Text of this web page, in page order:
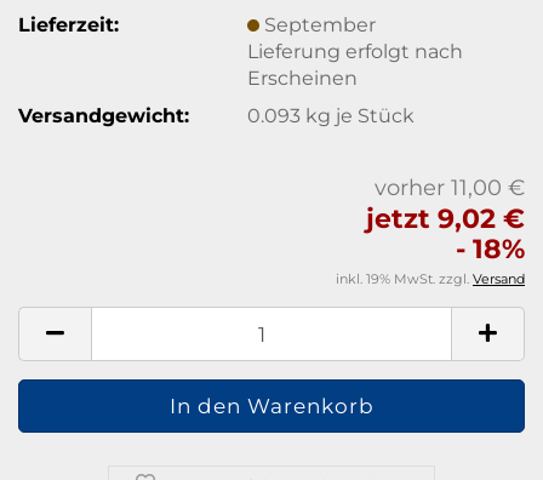
Lieferzeit:
September
Lieferung erfolgt nach
Erscheinen
Versandgewicht:
0.093 kg je Stück
vorher 11,00 €
jetzt 9,02 €
- 18%
inkl. 19% MwSt. zzgl. Versand